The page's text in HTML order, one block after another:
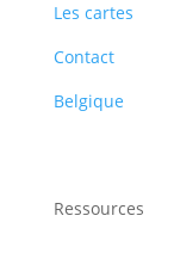
Les cartes
Contact
Belgique
Ressources